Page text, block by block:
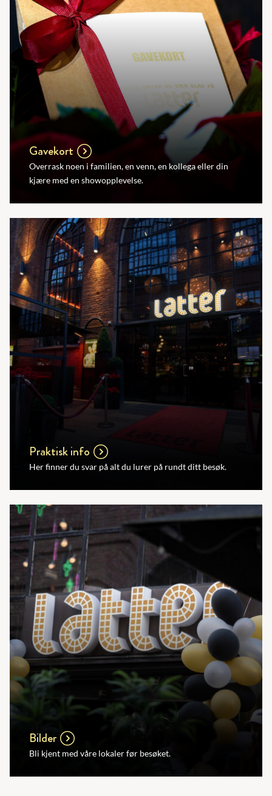
Gavekort
Overrask noen i familien, en venn, en kollega eller din
kjære med en showopplevelse.
Praktisk info
Her finner du svar på alt du lurer på rundt ditt besøk.
Bilder
Bli kjent med våre lokaler før besøket.